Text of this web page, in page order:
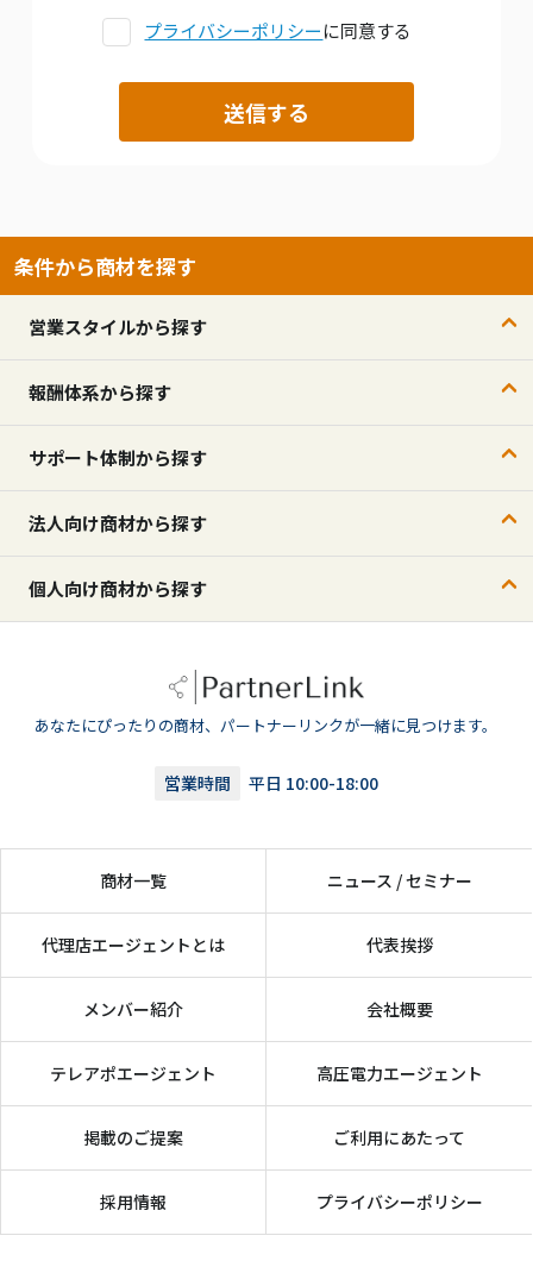
プライバシーポリシーに同意する
条件から商材を探す
営業スタイルから探す
報酬体系から探す
サポート体制から探す
法人向け商材から探す
個人向け商材から探す
あなたにぴったりの商材、パートナーリンクが一緒に見つけます。
営業時間 平日 10:00-18:00
商材一覧 ニュース / セミナー
代理店エージェントとは 代表挨拶
メンバー紹介 会社概要
テレアポエージェント 高圧電力エージェント
掲載のご提案 ご利用にあたって
採用情報 プライバシーポリシー